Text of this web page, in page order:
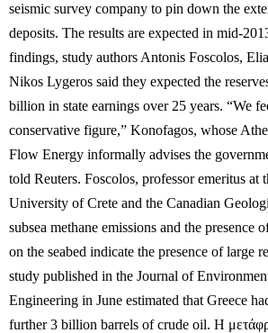
seismic survey company to pin down the
deposits. The results are expected in mid-
findings, study authors Antonis Foscolos,
Nikos Lygeros said they expected the
billion in state earnings over 25 years. “We
conservative figure,” Konofagos, whose
Flow Energy informally advises the
told Reuters. Foscolos, professor emeritus at
University of Crete and the Canadian
subsea methane emissions and the presence
on the seabed indicate the presence of large
study published in the Journal of
Engineering in June estimated that Greece
further 3 billion barrels of crude oil. Η